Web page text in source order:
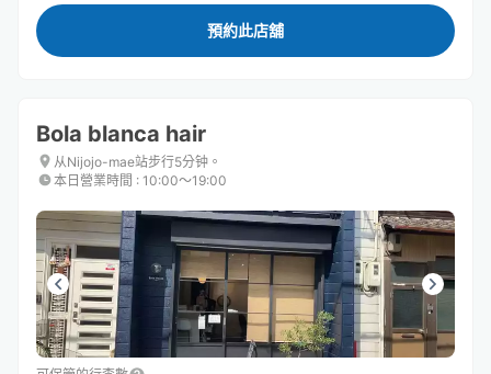
預約此店舖
Bola blanca hair
从Nijojo-mae站步行5分钟。
本日營業時間 : 10:00〜19:00